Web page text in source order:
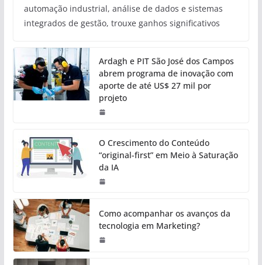
automação industrial, análise de dados e sistemas
integrados de gestão, trouxe ganhos significativos
Ardagh e PIT São José dos Campos
abrem programa de inovação com
aporte de até US$ 27 mil por
projeto
O Crescimento do Conteúdo
“original-first” em Meio à Saturação
da IA
Como acompanhar os avanços da
tecnologia em Marketing?